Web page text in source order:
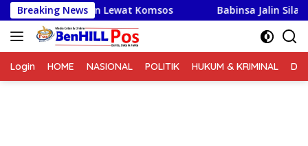
Langsung
ke
konten
Breaking News
Binaan Lewat Komsos Babinsa Jalin
Login HOME NASIONAL POLITIK HUKUM & KRIMINAL